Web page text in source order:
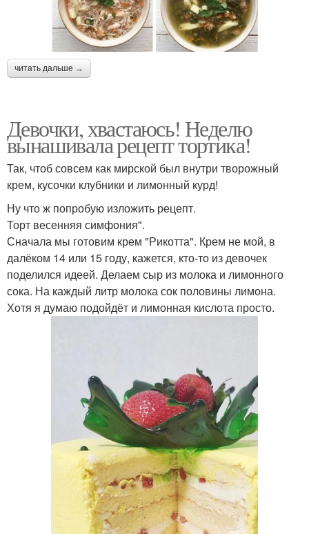
читать дальше →
Девочки, хвастаюсь! Неделю
вынашивала рецепт тортика!
Так, чтоб совсем как мирской был внутри творожный
крем, кусочки клубники и лимонный курд!
Ну что ж попробую изложить рецепт.
Торт весенняя симфония".
Сначала мы готовим крем "Рикотта". Крем не мой, в
далёком 14 или 15 году, кажется, кто-то из девочек
поделился идеей. Делаем сыр из молока и лимонного
сока. На каждый литр молока сок половины лимона.
Хотя я думаю подойдёт и лимонная кислота просто.